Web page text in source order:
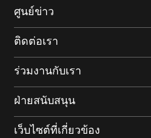
ศูนย์ข่าว
ติดต่อเรา
ร่วมงานกับเรา
ฝ่ายสนับสนุน
เว็บไซต์ที่เกี่ยวข้อง